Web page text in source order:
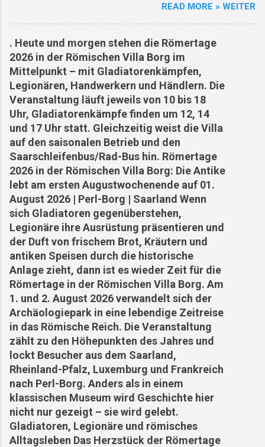
Kooperation bei Experimenten & Publikationen
In der Villa-Borg-Dokumentation werden
Kooperationen mit Universitäten wie
Saarbrücken, Köln, Trier, Marburg, Utrecht
genannt. ( villa-borg.de ) ARCHEOglas /
Glasofenexperiment Experimentelle
Archäologie im Bereich Glashütten /
Glasfertigung Private / projektbezogene
Website mit Fokus auf rekonstruktive
Glasforschung am Standort Villa Borg (...
Menschen vor Ort hat. Die extreme Hitze hat zu
mehreren Todesfällen geführt, insbesondere
unter Arbeitern, die während ihrer Arbeit
zusammengebrochen sind. Die Hitze hat auch
zu Waldbränden und nahezu ausgetrockneten
Flüssen in der Region geführt. Die Klimakrise
zeigt sich in Borg deutlich, und die Situation ist
besorgniserregend. Mehrere Menschen,
darunter ein Bäcker, ein Bauarbeiter, ein
Straßenmarkierer und ein
Supermarktmitarbeiter, sind Opfer der Hitze
geworden. Die Bedingungen sind so extrem,
dass selbst Touristen unter der Hitze leiden.
Angesichts der Todesfälle und des Leids haben
einige Arbeiterorganisationen und
Gewerkschaften verbesserte
Arbeitsbedingungen gefordert und sogar mit
Streiks gedroht, u...
READ MORE » WEITER
. Heute und morgen stehen die Römertage
2026 in der Römischen Villa Borg im
Mittelpunkt – mit Gladiatorenkämpfen,
Legionären, Handwerkern und Händlern. Die
Veranstaltung läuft jeweils von 10 bis 18
Uhr, Gladiatorenkämpfe finden um 12, 14
und 17 Uhr statt. Gleichzeitig weist die Villa
auf den saisonalen Betrieb und den
Saarschleifenbus/Rad-Bus hin. Römertage
2026 in der Römischen Villa Borg: Die Antike
lebt am ersten Augustwochenende auf 01.
August 2026 | Perl-Borg | Saarland Wenn
sich Gladiatoren gegenüberstehen,
Legionäre ihre Ausrüstung präsentieren und
der Duft von frischem Brot, Kräutern und
antiken Speisen durch die historische
Anlage zieht, dann ist es wieder Zeit für die
Römertage in der Römischen Villa Borg. Am
1. und 2. August 2026 verwandelt sich der
Archäologiepark in eine lebendige Zeitreise
in das Römische Reich. Die Veranstaltung
zählt zu den Höhepunkten des Jahres und
lockt Besucher aus dem Saarland,
Rheinland-Pfalz, Luxemburg und Frankreich
nach Perl-Borg. Anders als in einem
klassischen Museum wird Geschichte hier
nicht nur gezeigt – sie wird gelebt.
Gladiatoren, Legionäre und römisches
Alltagsleben Das Herzstück der Römertage